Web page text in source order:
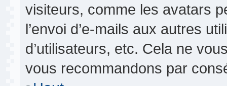
visiteurs, comme les avatars
l’envoi d’e-mails aux autres
d’utilisateurs, etc. Cela ne
vous recommandons par